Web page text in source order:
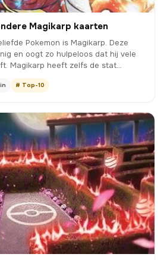
Magikarp kaarten
Pokemon is Magikarp. Deze
en oogt zo hulpeloos dat hij vele
Magikarp heeft zelfs de stat…
# Top-10